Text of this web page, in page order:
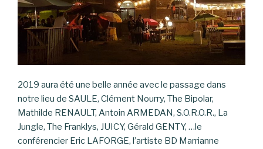
2019 aura été une belle année avec le passage dans
notre lieu de SAULE, Clément Nourry, The Bipolar,
Mathilde RENAULT, Antoin ARMEDAN, S.O.R.O.R., La
Jungle, The Franklys, JUICY, Gérald GENTY, …le
conférencier Eric LAFORGE, l’artiste BD Marrianne